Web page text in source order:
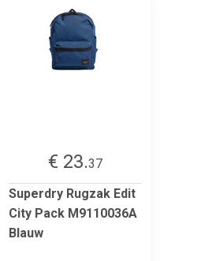
€ 23.37
Superdry Rugzak Edit
City Pack M9110036A
Blauw